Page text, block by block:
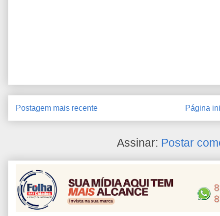
Postagem mais recente Página
Assinar: Postar